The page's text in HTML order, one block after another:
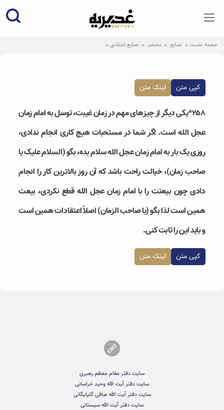
qadiriye.ir
نشریه ی غدیریه-بیانات استاد
صفحه نخست نصایح مختصر نصایح اعتقادی
کپی متن لینک متن
۲۵۸*یکی دیگر از چیزهای مهم در زمان غیبت، توسل به امام زمان
عجل الله است. اگر شما در مستحبات هیچ کاری انجام ندادی،
روزی یک بار به امام زمان عجل الله سلام بده، بگو (السلام علیک یا
صاحب زمان)، خیالت راحت باشد که آن روز بالاترین کار را انجام
دادی چون بیعتت را با امام زمان عجل الله قطع نکردی، بیعت
همین است لذا بگو (یا صاحب الزمان) اصلاً اعتقادات همین است
و باید این را ثابت کنی.
کپی متن لینک متن
سایت دفتر مقام معظم رهبری
سایت دفتر آیت الله وحید خراسانی
سایت دفتر آیت الله صافی گلپایگانی
سایت دفتر آیت الله سیستانی